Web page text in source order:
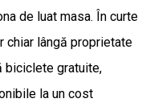
de luat masa. În curte
chiar lângă proprietate
biciclete gratuite,
la un cost